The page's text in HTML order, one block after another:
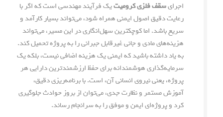
اجرایسقف فلزی کرومیتیک فرآیند مهندسی است که اگر با
رعایت دقیق اصول ایمنی همراه شود، می‌تواند بسیار کارآمد و
سریع باشد. اما کوچکترین سهل‌انگاری در این مسیر، می‌تواند
هزینه‌های مادی و جانی غیرقابل جبرانی را به پروژه تحمیل کند.
به یاد داشته باشید که ایمنی یک هزینه اضافی نیست، بلکه یک
سرمایه‌گذاری هوشمندانه برای حفظ ارزشمندترین دارایی هر
پروژه، یعنی نیروی انسانی آن، است. با برنامه‌ریزی دقیق،
آموزش مستمر و نظارت جدی، می‌توان از بروز حوادث جلوگیری
کرد و پروژه‌ای ایمن و موفق را به سرانجام رساند.